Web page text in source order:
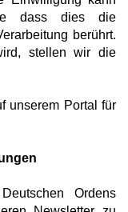
dass dies die
berührt.
stellen wir die
unserem Portal für
Ordens